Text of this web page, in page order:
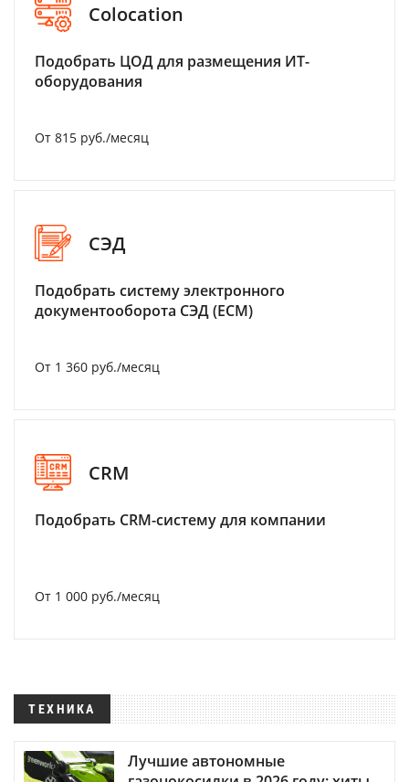
Colocation
Подобрать ЦОД для размещения ИТ-
оборудования
От 815 руб./месяц
СЭД
Подобрать систему электронного
документооборота СЭД (ECM)
От 1 360 руб./месяц
CRM
Подобрать CRM-систему для компании
От 1 000 руб./месяц
ТЕХНИКА
Лучшие автономные